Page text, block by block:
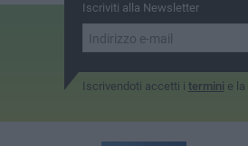
Iscriviti alla Newsletter
Iscrivendoti accetti i termini e la